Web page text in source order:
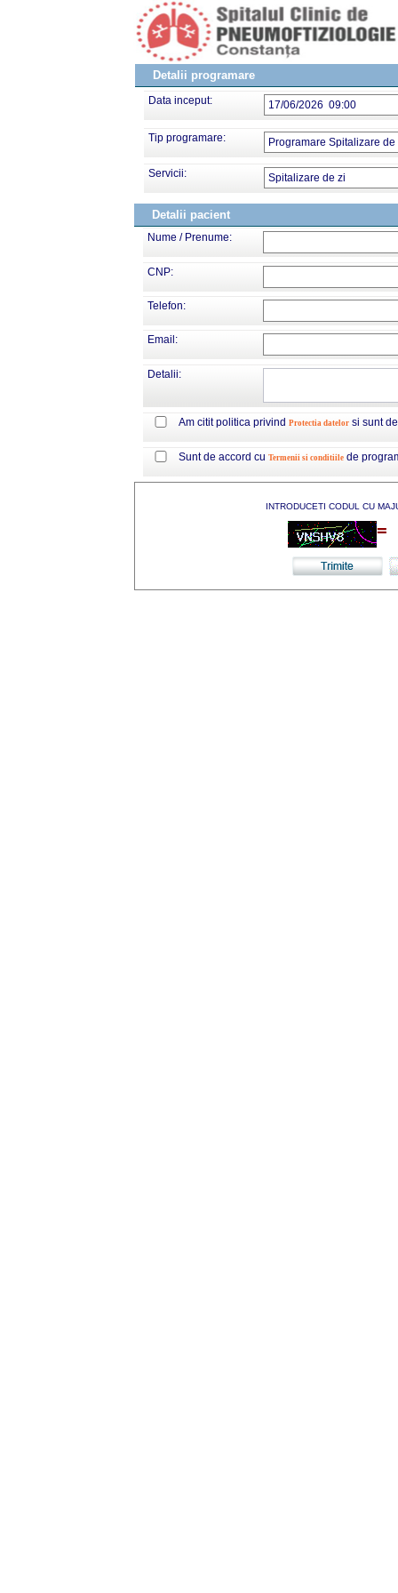
Detalii programare
Data inceput: 17/06/2026 09:00
Tip programare: Programare Spitalizare de
Servicii: Spitalizare de zi
Detalii pacient
Nume / Prenume:
CNP:
Telefon:
Email:
Detalii:
Am citit politica privind Protectia datelor si sunt
Sunt de accord cu Termenii si conditiile de
INTRODUCETI CODUL CU
=